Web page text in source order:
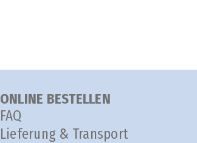
ONLINE BESTELLEN
FAQ
Lieferung & Transport